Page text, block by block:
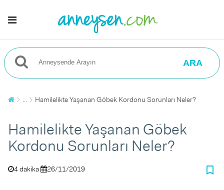
ARA
... Hamilelikte Yaşanan Göbek Kordonu Sorunları Neler?
Hamilelikte Yaşanan Göbek
Kordonu Sorunları Neler?
4 dakika 26/11/2019 bookmark_border